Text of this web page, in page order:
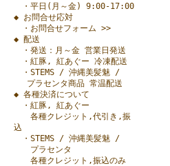
・平日(月～金) 9:00-17:00
◆ お問合せ応対
・お問合せフォーム >>
◆ 配送
・発送：月～金 営業日発送
・紅豚, 紅あぐー 冷凍配送
・STEMS / 沖縄美髪魅 /
プラセンタ商品 常温配送
◆ 各種決済について
・紅豚, 紅あぐー
各種クレジット,代引き,振
込
・STEMS / 沖縄美髪魅 /
プラセンタ
各種クレジット,振込のみ